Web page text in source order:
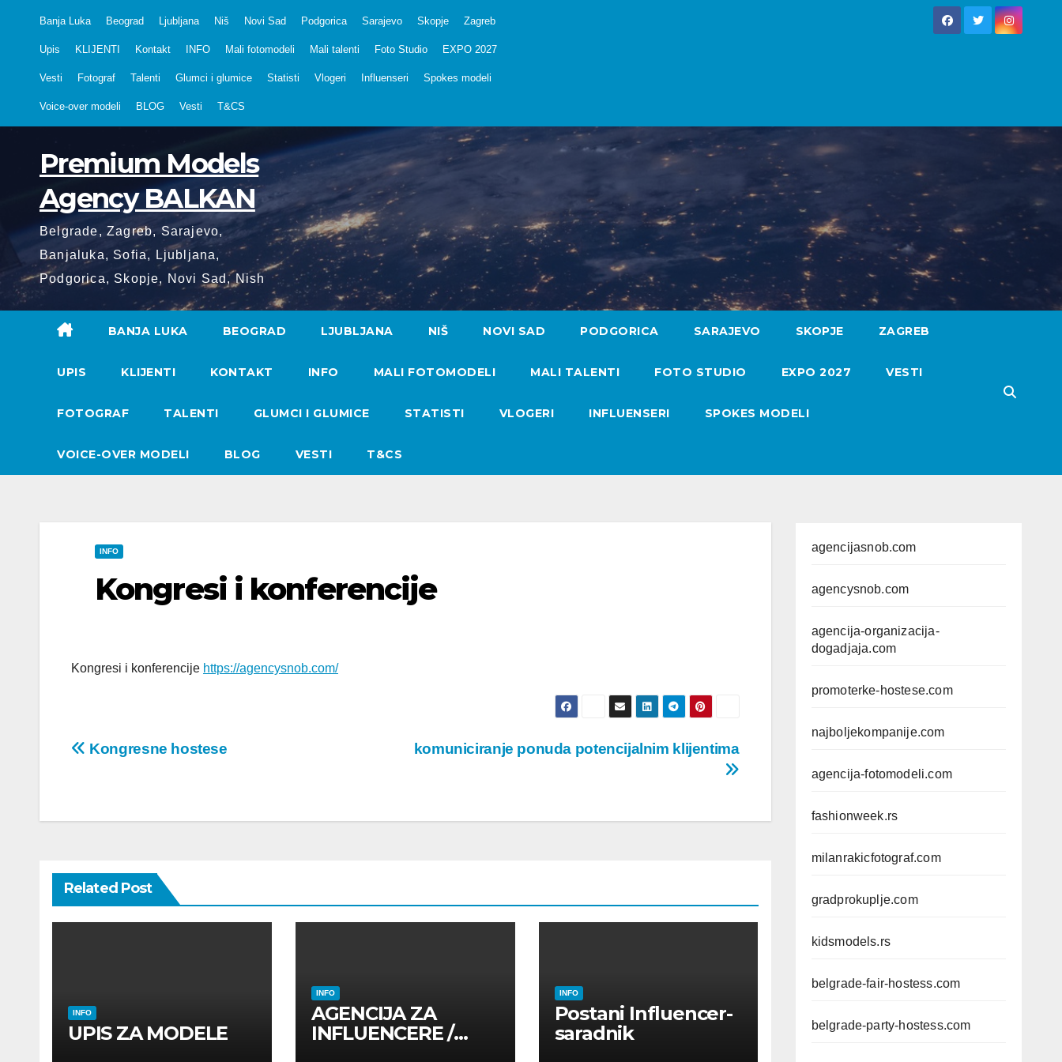
Banja Luka Beograd Ljubljana Niš Novi Sad Podgorica Sarajevo Skopje Zagreb
Upis KLIJENTI Kontakt INFO Mali fotomodeli Mali talenti Foto Studio EXPO 2027
Vesti Fotograf Talenti Glumci i glumice Statisti Vlogeri Influenseri Spokes modeli
Voice-over modeli BLOG Vesti T&CS
Premium Models
Agency BALKAN
Belgrade, Zagreb, Sarajevo,
Banjaluka, Sofia, Ljubljana,
Podgorica, Skopje, Novi Sad, Nish
BANJA LUKA BEOGRAD LJUBLJANA NIŠ NOVI SAD PODGORICA SARAJEVO SKOPJE ZAGREB
UPIS KLIJENTI KONTAKT INFO MALI FOTOMODELI MALI TALENTI FOTO STUDIO EXPO 2027 VESTI
FOTOGRAF TALENTI GLUMCI I GLUMICE STATISTI VLOGERI INFLUENSERI SPOKES MODELI
VOICE-OVER MODELI BLOG VESTI T&CS
INFO
Kongresi i konferencije
Kongresi i konferencije https://agencysnob.com/
Post
komuniciranje ponuda potencijalnim klijentima
Kongresne hostese
Related Post
INFO
UPIS ZA MODELE
INFO
AGENCIJA ZA
INFLUENCERE /
INFO
Postani Influencer-
saradnik
agencijasnob.com
agencysnob.com
agencija-organizacija-
dogadjaja.com
promoterke-hostese.com
najboljekompanije.com
agencija-fotomodeli.com
fashionweek.rs
milanrakicfotograf.com
gradprokuplje.com
kidsmodels.rs
belgrade-fair-hostess.com
belgrade-party-hostess.com